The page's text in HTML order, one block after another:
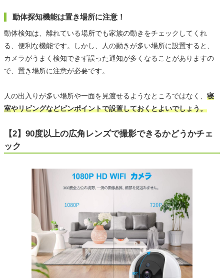
動体探知機能は置き場所に注意！
動体検知は、離れている場所でも家族の動きをチェックしてくれ
る、便利な機能です。しかし、人の動きが多い場所に設置すると、
カメラがうまく検知できず誤った通知が多くなることがありますの
で、置き場所に注意が必要です。
人の出入りが多い場所や一面を見渡せるようなところではなく、 寝
室やリビングなどピンポイントで設置しておくとよいでしょう。
【2】90度以上の広角レンズで撮影できるかどうかチェ
ック